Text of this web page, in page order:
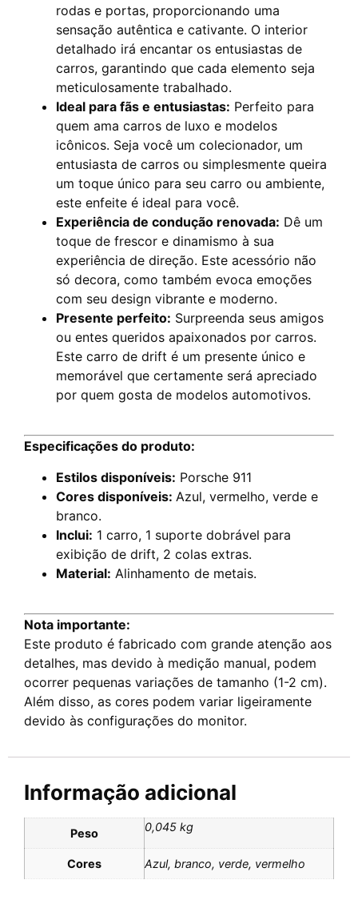
rodas e portas, proporcionando uma
sensação autêntica e cativante. O interior
detalhado irá encantar os entusiastas de
carros, garantindo que cada elemento seja
meticulosamente trabalhado.
Ideal para fãs e entusiastas: Perfeito para
quem ama carros de luxo e modelos
icônicos. Seja você um colecionador, um
entusiasta de carros ou simplesmente queira
um toque único para seu carro ou ambiente,
este enfeite é ideal para você.
Experiência de condução renovada: Dê um
toque de frescor e dinamismo à sua
experiência de direção. Este acessório não
só decora, como também evoca emoções
com seu design vibrante e moderno.
Presente perfeito: Surpreenda seus amigos
ou entes queridos apaixonados por carros.
Este carro de drift é um presente único e
memorável que certamente será apreciado
por quem gosta de modelos automotivos.
Especificações do produto:
Estilos disponíveis: Porsche 911
Cores disponíveis: Azul, vermelho, verde e
branco.
Inclui: 1 carro, 1 suporte dobrável para
exibição de drift, 2 colas extras.
Material: Alinhamento de metais.
Nota importante:
Este produto é fabricado com grande atenção aos
detalhes, mas devido à medição manual, podem
ocorrer pequenas variações de tamanho (1-2 cm).
Além disso, as cores podem variar ligeiramente
devido às configurações do monitor.
Informação adicional
Peso 0,045 kg
Cores Azul, branco, verde, vermelho